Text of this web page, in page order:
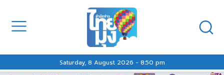
Saturday, 8 August 2026 - 8:50 pm